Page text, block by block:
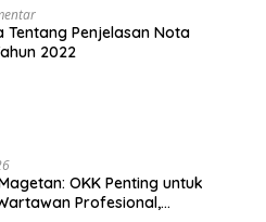
Tentang Penjelasan Nota
2022
OKK Penting untuk
Profesional,